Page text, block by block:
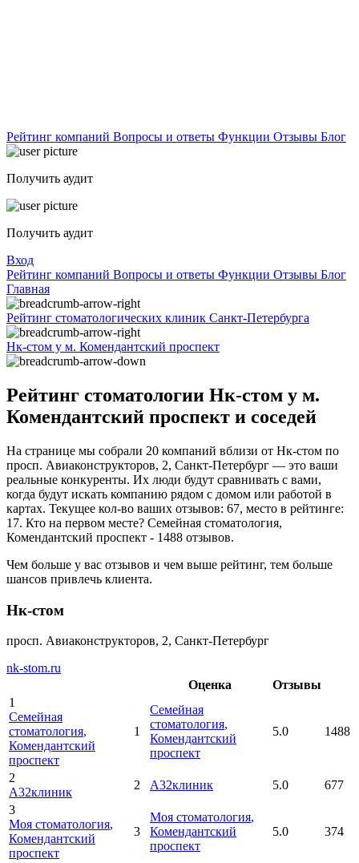
Рейтинг компаний Вопросы и ответы Функции Отзывы Блог
Получить аудит
Получить аудит
Вход
Рейтинг компаний Вопросы и ответы Функции Отзывы Блог
Главная
Рейтинг стоматологических клиник Санкт-Петербурга
Нк-стом у м. Комендантский проспект
Рейтинг стоматологии Нк-стом у м.
Комендантский проспект и соседей
На странице мы собрали 20 компаний вблизи от Нк-стом по
просп. Авиаконструкторов, 2, Санкт-Петербург — это ваши
реальные конкуренты. Их люди будут сравнивать с вами,
когда будут искать компанию рядом с домом или работой в
картах. Текущее кол-во ваших отзывов: 67, место в рейтинге:
17. Кто на первом месте? Семейная стоматология,
Комендантский проспект - 1488 отзывов.
Чем больше у вас отзывов и чем выше рейтинг, тем больше
шансов привлечь клиента.
Нк-стом
просп. Авиаконструкторов, 2, Санкт-Петербург
nk-stom.ru
Оценка
Отзывы
1
Семейная
стоматология,
Комендантский
проспект
1
Семейная
стоматология,
Комендантский
проспект
5.0 1488
2
А32клиник
2 А32клиник 5.0
677
3
Моя стоматология,
Комендантский
проспект
3
Моя стоматология,
Комендантский
проспект
5.0 374